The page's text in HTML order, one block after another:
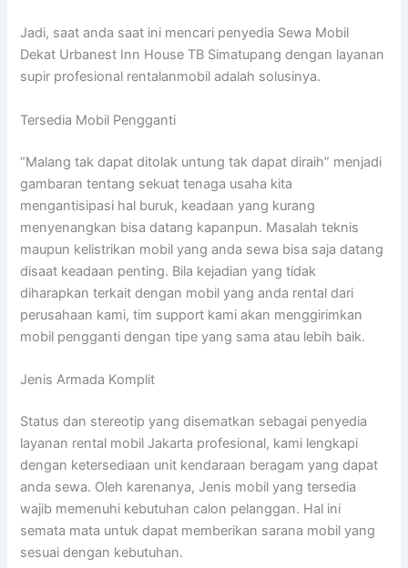
Jadi, saat anda saat ini mencari penyedia Sewa Mobil
Dekat Urbanest Inn House TB Simatupang dengan layanan
supir profesional rentalanmobil adalah solusinya.
Tersedia Mobil Pengganti
“Malang tak dapat ditolak untung tak dapat diraih” menjadi
gambaran tentang sekuat tenaga usaha kita
mengantisipasi hal buruk, keadaan yang kurang
menyenangkan bisa datang kapanpun. Masalah teknis
maupun kelistrikan mobil yang anda sewa bisa saja datang
disaat keadaan penting. Bila kejadian yang tidak
diharapkan terkait dengan mobil yang anda rental dari
perusahaan kami, tim support kami akan menggirimkan
mobil pengganti dengan tipe yang sama atau lebih baik.
Jenis Armada Komplit
Status dan stereotip yang disematkan sebagai penyedia
layanan rental mobil Jakarta profesional, kami lengkapi
dengan ketersediaan unit kendaraan beragam yang dapat
anda sewa. Oleh karenanya, Jenis mobil yang tersedia
wajib memenuhi kebutuhan calon pelanggan. Hal ini
semata mata untuk dapat memberikan sarana mobil yang
sesuai dengan kebutuhan.